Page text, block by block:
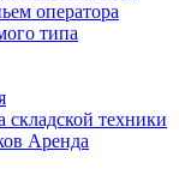
оператора
типа
складской техники
Аренда